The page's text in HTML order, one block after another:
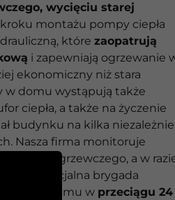
wycięciu starej
montażu pompy ciepła
które zaopatrują
i zapewniają ogrzewanie
ekonomiczny niż stara
w domu wystąpują także
ciepła, a także na życzenie
budynku na kilka niezależnie
Nasza firma monitoruje
systemu grzewczego, a w
nasza specjalna brygada
problemu w przeciągu 24